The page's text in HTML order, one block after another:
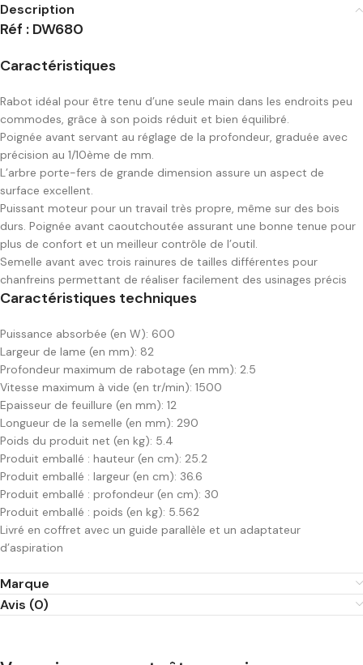
Description
Réf : DW680
Caractéristiques
Rabot idéal pour être tenu d’une seule main dans les endroits peu
commodes, grâce à son poids réduit et bien équilibré.
Poignée avant servant au réglage de la profondeur, graduée avec
précision au 1/10ème de mm.
L’arbre porte-fers de grande dimension assure un aspect de
surface excellent.
Puissant moteur pour un travail très propre, même sur des bois
durs. Poignée avant caoutchoutée assurant une bonne tenue pour
plus de confort et un meilleur contrôle de l’outil.
Semelle avant avec trois rainures de tailles différentes pour
chanfreins permettant de réaliser facilement des usinages précis
Caractéristiques techniques
Puissance absorbée (en W): 600
Largeur de lame (en mm): 82
Profondeur maximum de rabotage (en mm): 2.5
Vitesse maximum à vide (en tr/min): 1500
Epaisseur de feuillure (en mm): 12
Longueur de la semelle (en mm): 290
Poids du produit net (en kg): 5.4
Produit emballé : hauteur (en cm): 25.2
Produit emballé : largeur (en cm): 36.6
Produit emballé : profondeur (en cm): 30
Produit emballé : poids (en kg): 5.562
Livré en coffret avec un guide parallèle et un adaptateur
d’aspiration
Marque
Avis (0)